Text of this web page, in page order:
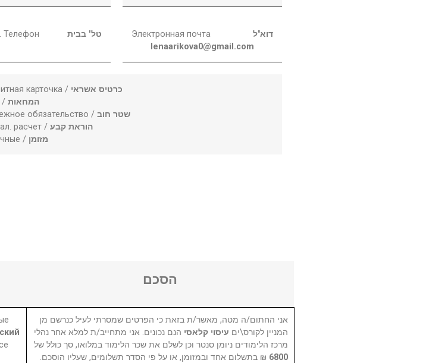
טל' בבית Электронная почта
דוא"ל
lenaarikova0@gmail.com
карточка / כרטיס אשראי
/ המחאות
обязательство / שטר חוב
расчет / הוראת קבע
/ מזומן
הסכם
אני החתום/ה מטה, מאשר/ת בזאת כי הפרטים שמסרתי לעיל כנרשם מן
המניין לקורס\ים עיסוי קלאסי הנם נכונים. אני מתחייב/ת למלא אחר נהלי
מרכז הלימודים ניומן סנטר וכן לשלם את שכר הלימוד במלואו, סך כולל של
6800 ₪ בתשלום אחד ובמזומן, או על פי הסדר תשלומים, שעליו הוסכם.